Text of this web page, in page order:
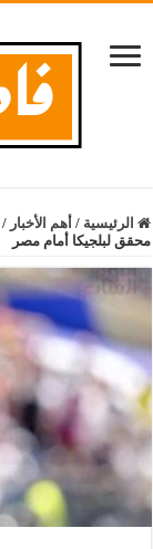
الرئيسية / أهم الأخبار /
محقق لبلجيكا أمام مصر